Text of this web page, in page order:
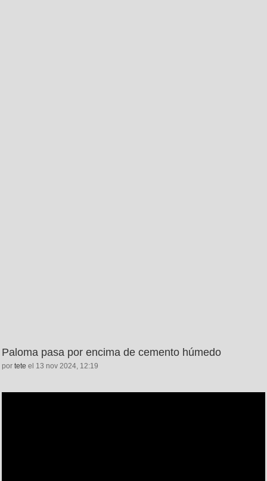
Paloma pasa por encima de cemento húmedo
por tete el 13 nov 2024, 12:19